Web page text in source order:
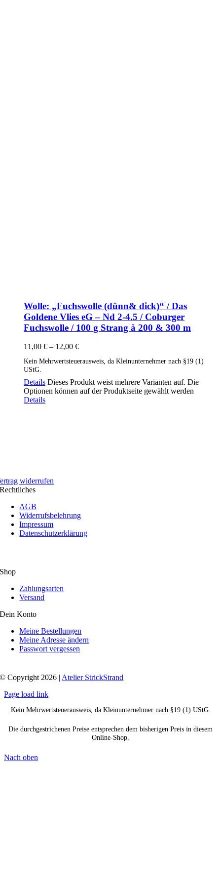
Wolle: „Fuchswolle (dünn& dick)“ / Das
Goldene Vlies eG – Nd 2-4.5 / Coburger
Fuchswolle / 100 g Strang à 200 & 300 m
11,00 € – 12,00 €
Kein Mehrwertsteuerausweis, da Kleinunternehmer nach §19 (1)
UStG.
Details Dieses Produkt weist mehrere Varianten auf. Die
Optionen können auf der Produktseite gewählt werden
Details
widerrufen
Rechtliches
AGB
Widerrufsbelehrung
Impressum
Datenschutzerklärung
Shop
Zahlungsarten
Versand
Dein Konto
Meine Bestellungen
Meine Adresse ändern
Passwort vergessen
© Copyright 2026 | Atelier StrickStrand
Page load link
Kein Mehrwertsteuerausweis, da Kleinunternehmer nach §19 (1) UStG.
Die durchgestrichenen Preise entsprechen dem bisherigen Preis in diesem
Online-Shop.
Nach oben